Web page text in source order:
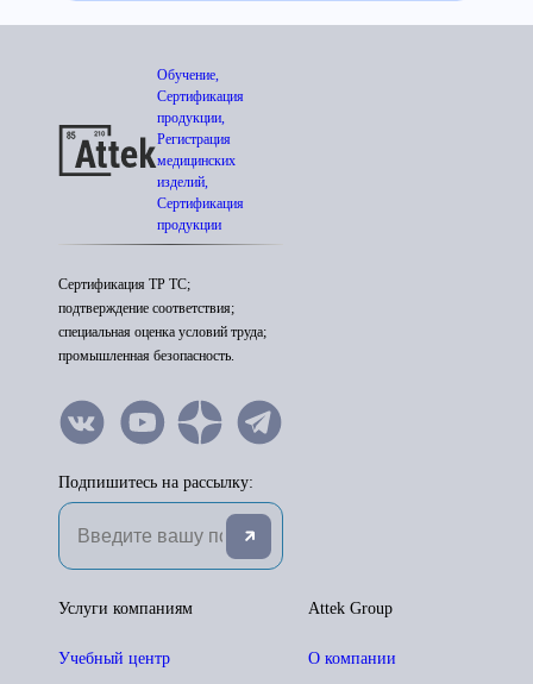
Обучение,
Сертификация
продукции,
Регистрация
медицинских
изделий,
Сертификация
продукции
Сертификация ТР ТС;
подтверждение соответствия;
специальная оценка условий труда;
промышленная безопасность.
Подпишитесь на рассылку:
Attek Group
О компании
Услуги компаниям
Учебный центр